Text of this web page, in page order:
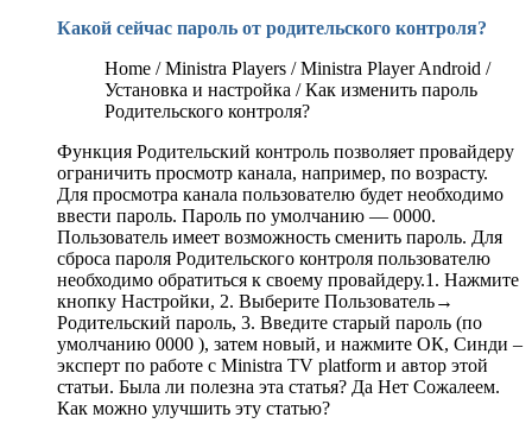
Какой сейчас пароль от родительского контроля?
Home / Ministra Players / Ministra Player Android /
Установка и настройка / Как изменить пароль
Родительского контроля?
Функция Родительский контроль позволяет провайдеру
ограничить просмотр канала, например, по возрасту.
Для просмотра канала пользователю будет необходимо
ввести пароль. Пароль по умолчанию — 0000.
Пользователь имеет возможность сменить пароль. Для
сброса пароля Родительского контроля пользователю
необходимо обратиться к своему провайдеру.1. Нажмите
кнопку Настройки, 2. Выберите Пользователь→
Родительский пароль, 3. Введите старый пароль (по
умолчанию 0000 ), затем новый, и нажмите ОК, Синди –
эксперт по работе с Ministra TV platform и автор этой
статьи. Была ли полезна эта статья? Да Нет Сожалеем.
Как можно улучшить эту статью?